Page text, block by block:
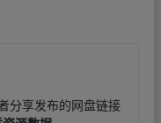
分享发布的网盘链接